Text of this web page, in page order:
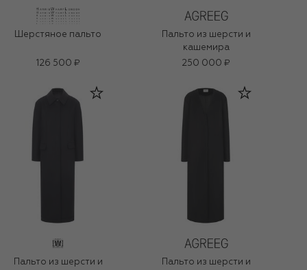
Шерстяное пальто
126 500 ₽
Пальто из шерсти и
кашемира
250 000 ₽
Пальто из шерсти и
Пальто из шерсти и